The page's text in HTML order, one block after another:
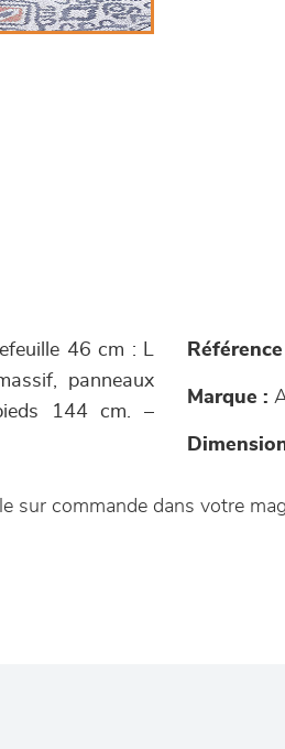
46 cm : L
panneaux
144 cm. –
Référence
Marque :
sur commande dans votre